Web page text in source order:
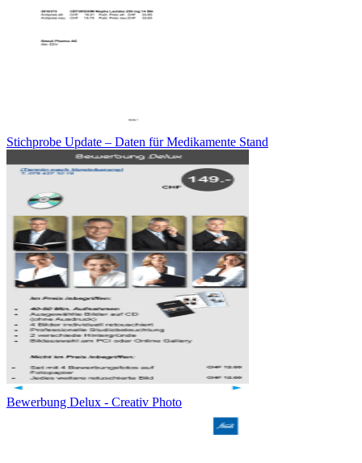
Stichprobe Update – Daten für Medikamente Stand
Bewerbung Delux - Creativ Photo